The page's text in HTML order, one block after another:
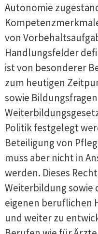
Autonomie
von
Handlungsfelder
ist von besonderer
zum heutigen
sowie
Politik festgelegt
Beteiligung von
muss aber nicht in
werden. Dieses
Weiterbildung sowie
eigenen beruflichen
und weiter zu